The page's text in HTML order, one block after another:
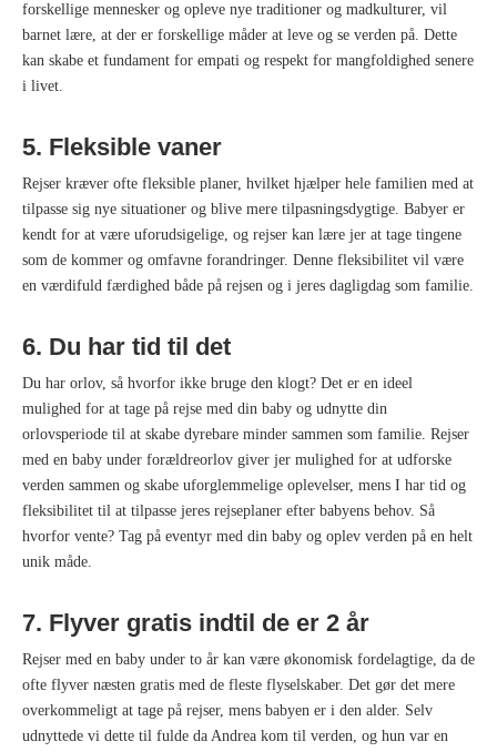
forskellige mennesker og opleve nye traditioner og madkulturer, vil
barnet lære, at der er forskellige måder at leve og se verden på. Dette
kan skabe et fundament for empati og respekt for mangfoldighed senere
i livet.
5. Fleksible vaner
Rejser kræver ofte fleksible planer, hvilket hjælper hele familien med at
tilpasse sig nye situationer og blive mere tilpasningsdygtige. Babyer er
kendt for at være uforudsigelige, og rejser kan lære jer at tage tingene
som de kommer og omfavne forandringer. Denne fleksibilitet vil være
en værdifuld færdighed både på rejsen og i jeres dagligdag som familie.
6. Du har tid til det
Du har orlov, så hvorfor ikke bruge den klogt? Det er en ideel
mulighed for at tage på rejse med din baby og udnytte din
orlovsperiode til at skabe dyrebare minder sammen som familie. Rejser
med en baby under forældreorlov giver jer mulighed for at udforske
verden sammen og skabe uforglemmelige oplevelser, mens I har tid og
fleksibilitet til at tilpasse jeres rejseplaner efter babyens behov. Så
hvorfor vente? Tag på eventyr med din baby og oplev verden på en helt
unik måde.
7. Flyver gratis indtil de er 2 år
Rejser med en baby under to år kan være økonomisk fordelagtige, da de
ofte flyver næsten gratis med de fleste flyselskaber. Det gør det mere
overkommeligt at tage på rejser, mens babyen er i den alder. Selv
udnyttede vi dette til fulde da Andrea kom til verden, og hun var en